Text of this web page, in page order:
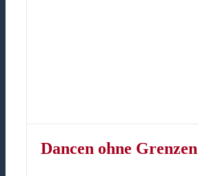
Dancen ohne Grenzen